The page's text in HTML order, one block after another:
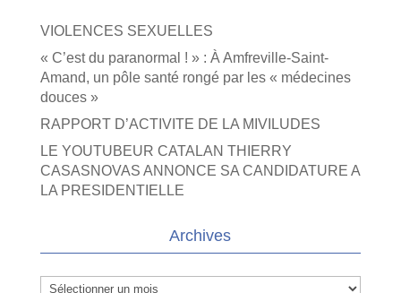
VIOLENCES SEXUELLES
« C’est du paranormal ! » : À Amfreville-Saint-
Amand, un pôle santé rongé par les « médecines
douces »
RAPPORT D’ACTIVITE DE LA MIVILUDES
LE YOUTUBEUR CATALAN THIERRY
CASASNOVAS ANNONCE SA CANDIDATURE A
LA PRESIDENTIELLE
Archives
Archives